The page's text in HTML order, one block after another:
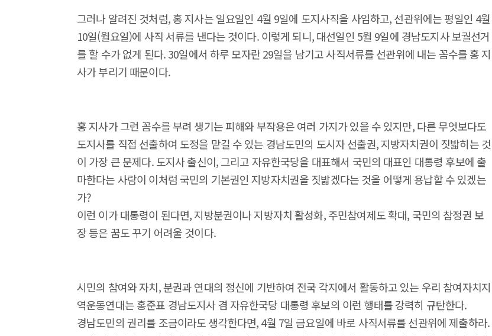
그러나 알려진 것처럼, 홍 지사는 일요일인 4월 9일에 도지사직을 사임하고, 선관위에는 평일인 4월
10일(월요일)에 사직 서류를 낸다는 것이다. 이렇게 되니, 대선일인 5월 9일에 경남도지사 보궐선거
를 할 수가 없게 된다. 30일에서 하루 모자란 29일을 남기고 사직서류를 선관위에 내는 꼼수를 홍 지
사가 부리기 때문이다.
홍 지사가 그런 꼼수를 부려 생기는 피해와 부작용은 여러 가지가 있을 수 있지만, 다른 무엇보다도
도지사를 직접 선출하여 도정을 맡길 수 있는 경남도민의 도시자 선출권, 지방자치권이 짓밟히는 것
이 가장 큰 문제다. 도지사 출신이, 그리고 자유한국당을 대표해서 국민의 대표인 대통령 후보에 출
마한다는 사람이 이처럼 국민의 기본권인 지방자치권을 짓밟겠다는 것을 어떻게 용납할 수 있겠는
가?
이런 이가 대통령이 된다면, 지방분권이나 지방자치 활성화, 주민참여제도 확대, 국민의 참정권 보
장 등은 꿈도 꾸기 어려울 것이다.
시민의 참여와 자치, 분권과 연대의 정신에 기반하여 전국 각지에서 활동하고 있는 우리 참여자치지
역운동연대는 홍준표 경남도지사 겸 자유한국당 대통령 후보의 이런 행태를 강력히 규탄한다.
경남도민의 권리를 조금이라도 생각한다면, 4월 7일 금요일에 바로 사직서류를 선관위에 제출하라.